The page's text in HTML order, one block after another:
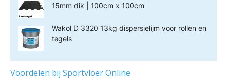
15mm dik | 100cm x 100cm
Wakol D 3320 13kg dispersielijm voor rollen en
tegels
Voordelen bij Sportvloer Online